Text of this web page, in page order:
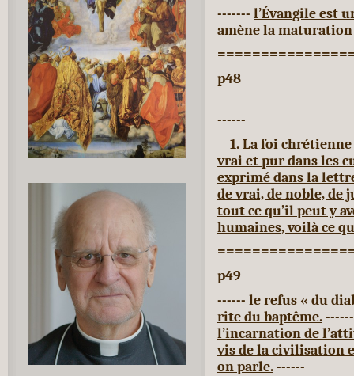
------- l’Évangile est
amène la
p48
------
1. La foi chrétienne
vrai et pur dans les
exprimé dans la
de vrai, de noble, de
tout ce qu’il peut y
humaines, voilà ce
p49
------ le refus « du
rite du baptême.
l’incarnation de
vis de la civilisation
on parle.------